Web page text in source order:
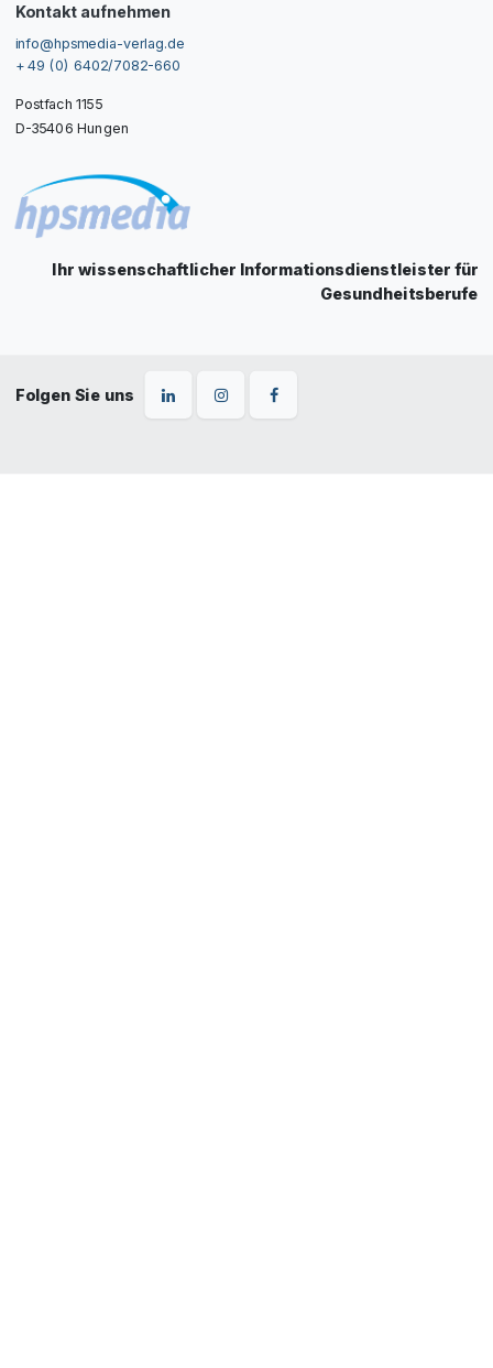
Kontakt aufnehmen
info@hpsmedia-verlag.de
+ 49 (0) 6402/7082-660
Postfach 1155
D-35406 Hungen
Ihr wissenschaftlicher Informationsdienstleister für
Gesundheitsberufe
Folgen Sie uns